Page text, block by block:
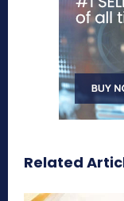
Related